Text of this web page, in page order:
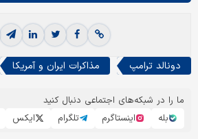
دونالد ترامپ مذاکرات ایران و آمریکا
ما را در شبکه‌های اجتماعی دنبال کنید
بله
اینستاگرم تلگرام ایکس